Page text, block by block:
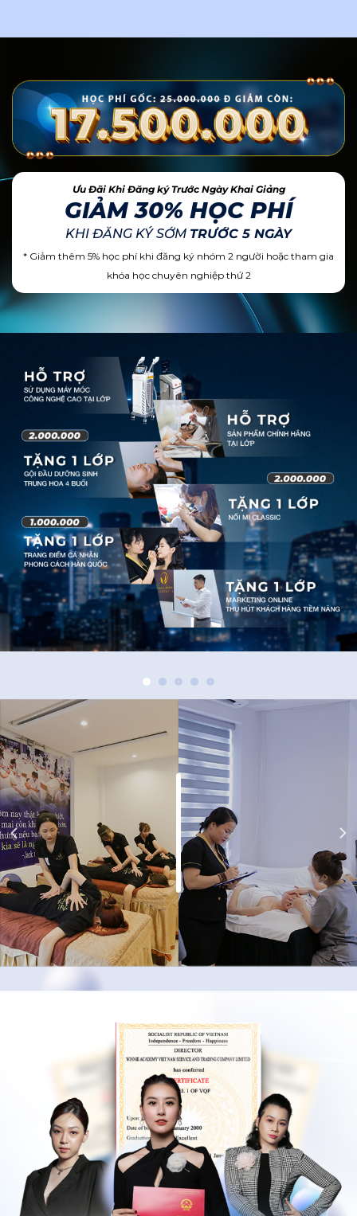
Ưu Đãi Khi Đăng ký Trước Ngày Khai Giảng
GIẢM 30% HỌC PHÍ
KHI ĐĂNG KÝ SỚM TRƯỚC 5 NGÀY
* Giảm thêm 5% học phí khi đăng ký nhóm 2 người hoặc tham gia
khóa học chuyên nghiệp thứ 2